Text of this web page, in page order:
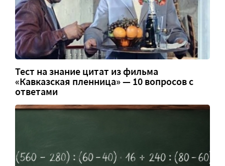
Тест на знание цитат из фильма
«Кавказская пленница» — 10 вопросов с
ответами